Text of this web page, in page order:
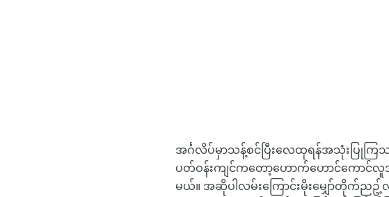
အင်္ဂလိပ်မှာသန့်စင်ပြီးလေထုရန်အသုံးပြု
ပတ်ဝန်းကျင်ကတော့ဟောက်ဟောင်ကောင်လူ
မယ်။ အဆိုပါလမ်းကြောင်းမိုးမျှော်တိုက်ညဥ့်လူ